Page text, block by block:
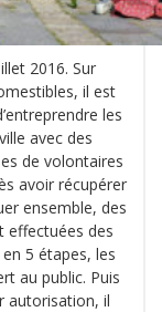
2016. Sur
il est
les
avec des
de volontaires
avoir récupérer
ensemble, des
effectuées des
5 étapes, les
au public. Puis
autorisation, il